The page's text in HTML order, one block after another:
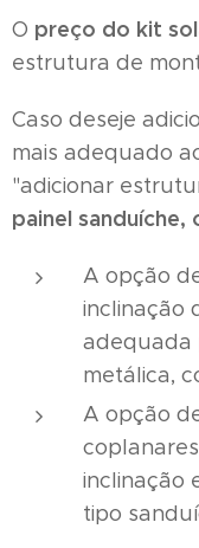
O preço do kit
estrutura de
Caso deseje
mais adequado
"adicionar
painel
A opção
inclinação
adequada
metálica,
A opção
inclinação
tipo